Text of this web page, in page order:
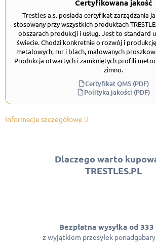
Certyfikowana jakość
Trestles a.s. posiada certyfikat zarządzania
stosowany przy wszystkich produktach
obszarach produkcji i usług. Jest to standard
świecie. Chodzi konkretnie o rozwój i
metalowych, rur i blach, malowanych
Produkcja otwartych i zamkniętych profili
zimno.
Certyfikat QMS (PDF)
Polityka jakości (PDF)
Informacje szczegółowe
Dlaczego warto
TRESTLES.PL
Bezpłatna wysyłka od 333
z wyjątkiem przesyłek